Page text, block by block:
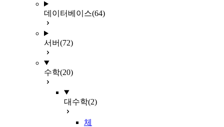
데이터베이스(64)
서버(72)
수학(20)
대수학(2)
체